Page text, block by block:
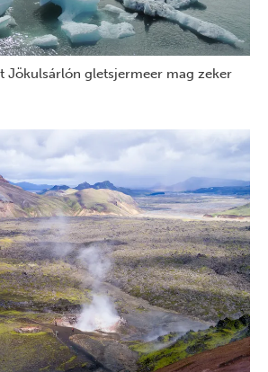
Jökulsárlón gletsjermeer mag zeker